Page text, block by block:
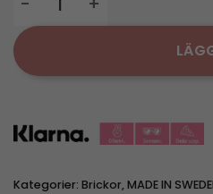
Kategorier: Brickor,MADE IN